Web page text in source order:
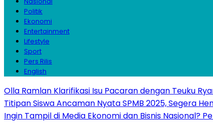
Politik
Ekonomi
Entertainment
Lifestyle
Sport
Pers Rilis
English
Olla Ramlan Klarifikasi Isu Pacaran dengan Teuku
Titipan Siswa Ancaman Nyata SPMB 2025, Segera
Ingin Tampil di Media Ekonomi dan Bisnis Nasional?